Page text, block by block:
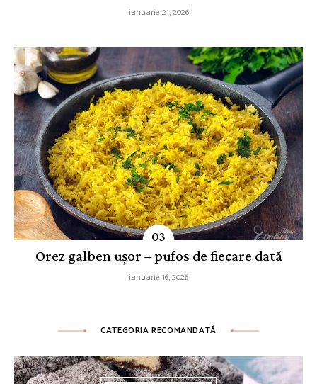
ianuarie 21, 2026
Orez galben ușor – pufos de fiecare dată
ianuarie 16, 2026
CATEGORIA RECOMANDATĂ